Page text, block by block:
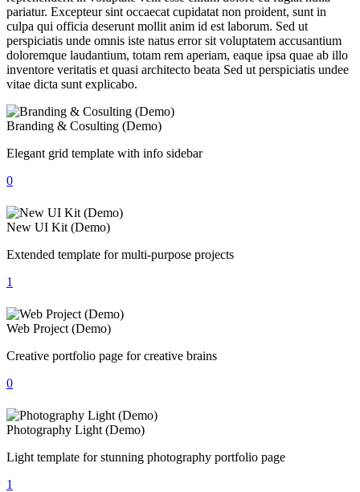
pariatur. Excepteur sint occaecat cupidatat non proident, sunt in
culpa qui officia deserunt mollit anim id est laborum. Sed ut
perspiciatis unde omnis iste natus error sit voluptatem accusantium
doloremque laudantium, totam rem aperiam, eaque ipsa quae ab illo
inventore veritatis et quasi architecto beata Sed ut perspiciatis undee
vitae dicta sunt explicabo.
Branding & Cosulting (Demo)
Elegant grid template with info sidebar
0
New UI Kit (Demo)
Extended template for multi-purpose projects
1
Web Project (Demo)
Creative portfolio page for creative brains
0
Photography Light (Demo)
Light template for stunning photography portfolio page
1